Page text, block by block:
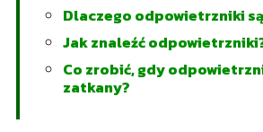
Dlaczego odpowietrzniki
Jak znaleźć
Co zrobić, gdy
zatkany?